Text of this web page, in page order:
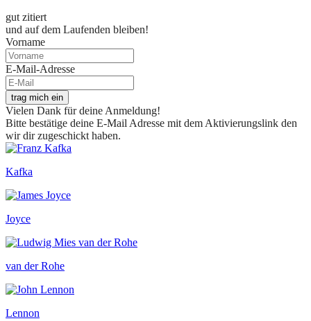
gut zitiert
und auf dem Laufenden bleiben!
Vorname
E-Mail-Adresse
trag mich ein
Vielen Dank für deine Anmeldung!
Bitte bestätige deine E-Mail Adresse mit dem Aktivierungslink den
wir dir zugeschickt haben.
Kafka
Joyce
van der Rohe
Lennon